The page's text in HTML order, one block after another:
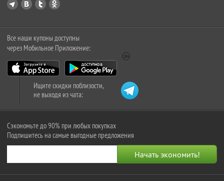
Все наши купоны доступны
через Мобильное Приложение:
Ищите скидки поблизости,
не выходя из чата:
Сэкономьте до 90% при любых покупках
Подпишитесь на самые выгодные предложения